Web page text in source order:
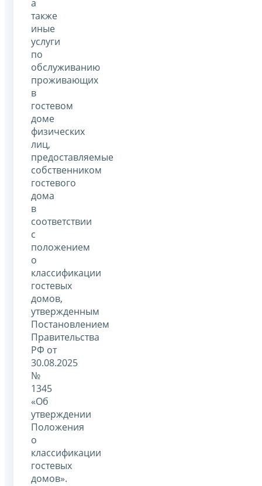
а
также
иные
услуги
по
обслуживанию
проживающих
в
гостевом
доме
физических
лиц,
предоставляемые
собственником
гостевого
дома
в
соответствии
с
положением
о
классификации
гостевых
домов,
утвержденным
Постановлением
Правительства
РФ от
30.08.2025
№
1345
«Об
утверждении
Положения
о
классификации
гостевых
домов».